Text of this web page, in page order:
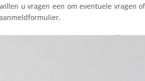
u vragen een om eventuele vragen